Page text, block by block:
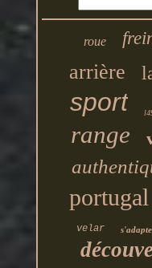
roue
arrière
sport
range
portugal
velar s'adapte